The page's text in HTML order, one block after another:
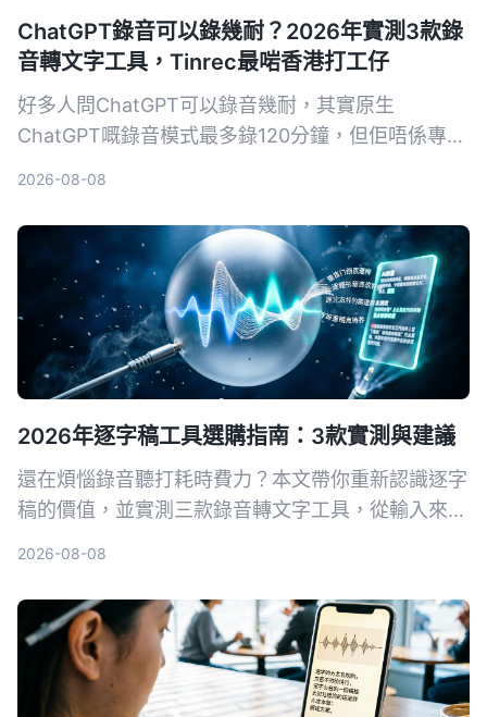
ChatGPT錄音可以錄幾耐？2026年實測3款錄
音轉文字工具，Tinrec最啱香港打工仔
好多人問ChatGPT可以錄音幾耐，其實原生
ChatGPT嘅錄音模式最多錄120分鐘，但佢唔係專為
答功能，真正幫你慳返OT時間。
2026-08-08
2026年逐字稿工具選購指南：3款實測與建議
還在煩惱錄音聽打耗時費力？本文帶你重新認識逐字
稿的價值，並實測三款錄音轉文字工具，從輸入來
2026-08-08